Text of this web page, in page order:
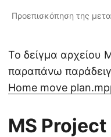
Προεπισκόπηση της
Το δείγμα αρχείου
παραπάνω
Home move
MS Project